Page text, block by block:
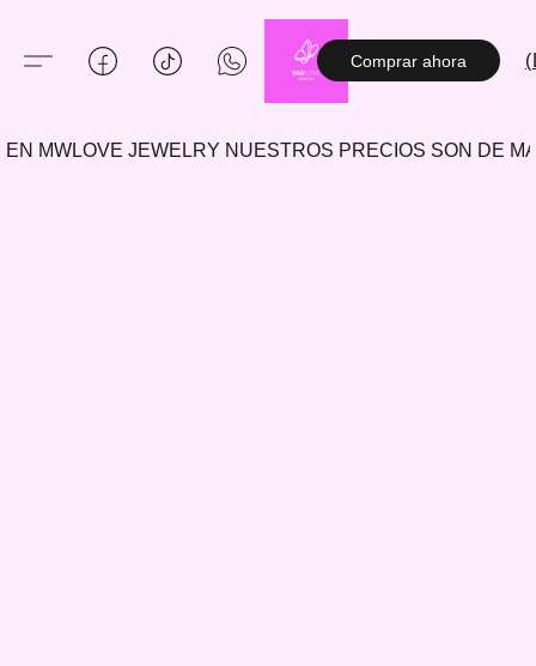
Comprar ahora
EN MWLOVE JEWELRY NUESTROS PRECIOS SON DE